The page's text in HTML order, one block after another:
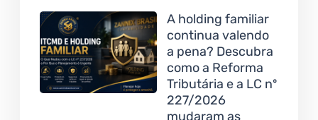
A holding familiar
continua valendo
a pena? Descubra
como a Reforma
Tributária e a LC nº
227/2026
mudaram as